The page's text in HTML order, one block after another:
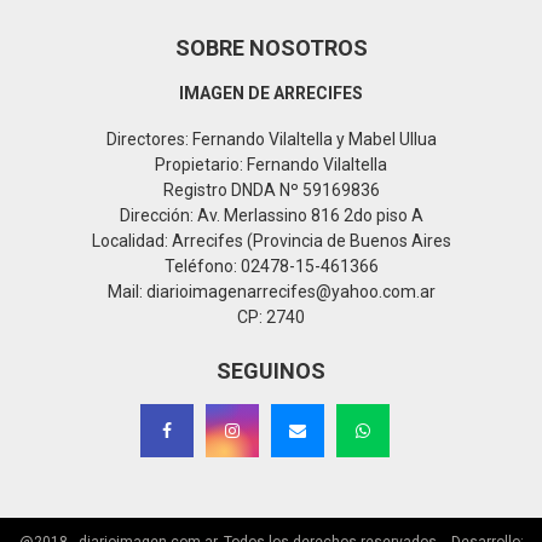
SOBRE NOSOTROS
IMAGEN DE ARRECIFES
Directores: Fernando Vilaltella y Mabel Ullua
Propietario: Fernando Vilaltella
Registro DNDA Nº 59169836
Dirección: Av. Merlassino 816 2do piso A
Localidad: Arrecifes (Provincia de Buenos Aires
Teléfono: 02478-15-461366
Mail: diarioimagenarrecifes@yahoo.com.ar
CP: 2740
SEGUINOS